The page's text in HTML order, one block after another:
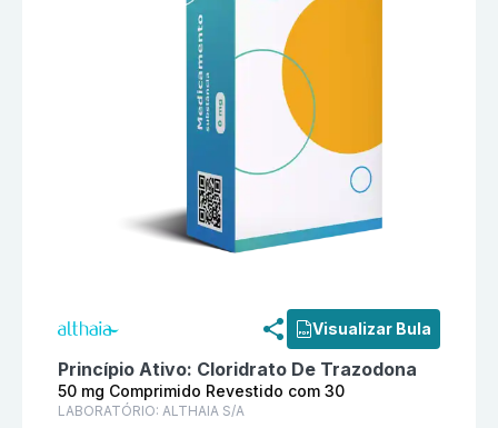
Visualizar Bula
Princípio Ativo: Cloridrato De Trazodona
50 mg Comprimido Revestido com 30
LABORATÓRIO: ALTHAIA S/A